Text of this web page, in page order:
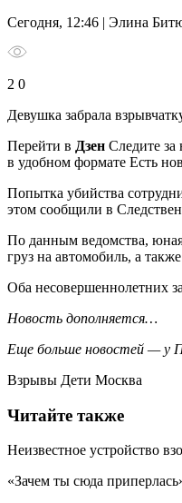
Сегодня, 12:46 | Элина
2 0
Девушка забрала
Перейти в Дзен Следите
в удобном формате Есть
Попытка убийства
этом сообщили в
По данным ведомства, юная
груз на автомобиль, а
Оба несовершеннолетних
Новость дополняется…
Еще больше новостей — у
Взрывы Дети Москва
Читайте также
Неизвестное устройство
«Зачем ты сюда